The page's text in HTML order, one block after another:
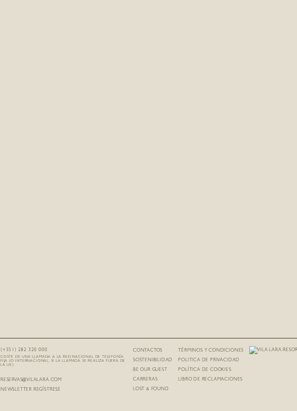
(+351) 282 320 000
COSTE DE UNA LLAMADA A LA RED NACIONAL DE TELEFONÍA
FIJA (O INTERNACIONAL, SI LA LLAMADA SE REALIZA FUERA DE
LA UE).
RESERVAS@VILALARA.COM
NEWSLETTER REGÍSTRESE
CONTACTOS
SOSTENIBILIDAD
BE OUR GUEST
CARRERAS
LOST & FOUND
TÉRMINOS Y CONDICIONES
POLITICA DE PRIVACIDAD
POLÍTICA DE COOKIES
LIBRO DE RECLAMACIONES